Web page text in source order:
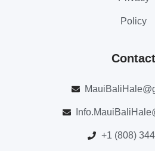
Policy
Contact
+1 (808)